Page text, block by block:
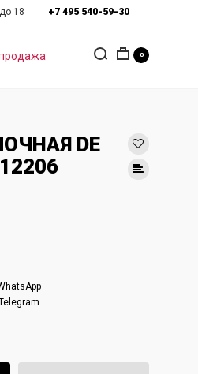
+7 495 540-59-30
18
0
DE